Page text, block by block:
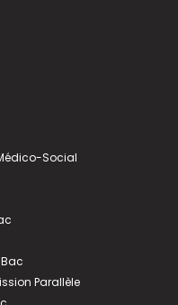
Social
Parallèle